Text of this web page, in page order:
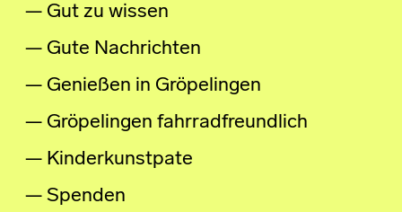
Gut zu wissen
Gute Nachrichten
Genießen in Gröpelingen
Gröpelingen fahrradfreundlich
Kinderkunstpate
Spenden